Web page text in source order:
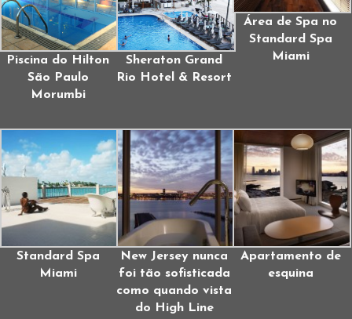
Piscina do Hilton
São Paulo
Morumbi
Sheraton Grand
Rio Hotel & Resort
Área de Spa no
Standard Spa
Miami
Standard Spa
Miami
New Jersey nunca
foi tão sofisticada
como quando vista
do High Line
Apartamento de
esquina